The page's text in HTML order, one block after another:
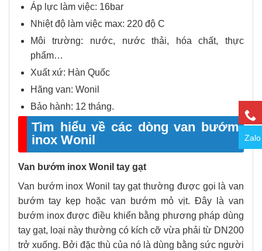
Áp lực làm việc: 16bar
Nhiệt độ làm việc max: 220 độ C
Môi trường: nước, nước thải, hóa chất, thực
phẩm…
Xuất xứ: Hàn Quốc
Hãng van: Wonil
Bảo hành: 12 tháng.
Tìm hiểu về các dòng van bướm
inox Wonil
Van bướm inox Wonil tay gạt
Van bướm inox Wonil tay gạt thường được gọi là van
bướm tay kẹp hoặc van bướm mỏ vịt. Đây là van
bướm inox được điều khiển bằng phương pháp dùng
tay gạt, loại này thường có kích cỡ vừa phải từ DN200
trở xuống. Bởi đặc thù của nó là dùng bằng sức người
Zalo